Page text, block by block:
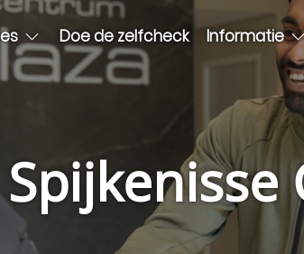
Doe de zelfcheck Informatie